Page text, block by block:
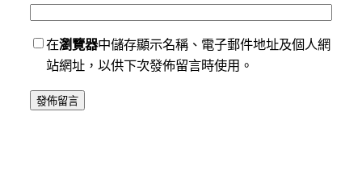
在瀏覽器中儲存顯示名稱、電子郵件地址及個人網
站網址，以供下次發佈留言時使用。